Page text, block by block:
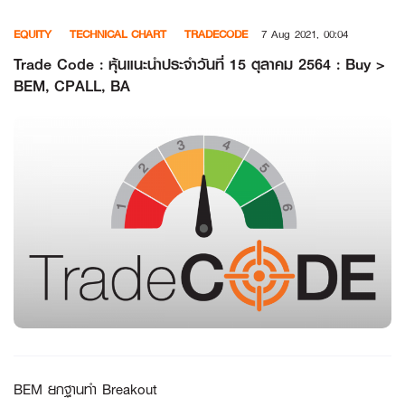
content
EQUITY TECHNICAL CHART TRADECODE 7 Aug 2021, 00:04
Trade Code : หุ้นแนะนำประจำวันที่ 15 ตุลาคม 2564 : Buy >
BEM, CPALL, BA
BEM ยกฐานทำ Breakout